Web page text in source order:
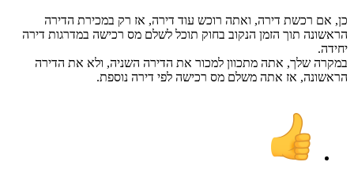
כן, אם רכשת דירה, ואתה רוכש עוד דירה, אז רק במכירת הדירה
הראשונה תוך הזמן הנקוב בחוק תוכל לשלם מס רכישה במדרגות דירה
יחידה.
במקרה שלך, אתה מתכוון למכור את הדירה השניה, ולא את הדירה
הראשונה, אז אתה משלם מס רכישה לפי דירה נוספת.